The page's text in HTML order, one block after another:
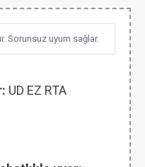
Sorunsuz uyum sağlar.
UD EZ RTA